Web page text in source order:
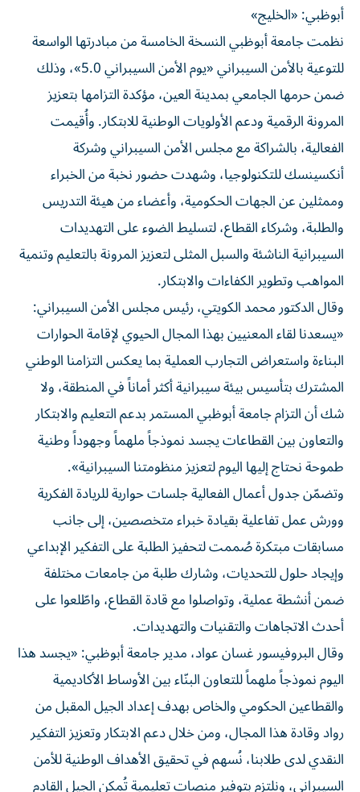
أبوظبي: «الخليج»
نظمت جامعة أبوظبي النسخة الخامسة من مبادرتها الواسعة
للتوعية بالأمن السيبراني «يوم الأمن السيبراني 5.0»، وذلك
ضمن حرمها الجامعي بمدينة العين، مؤكدة التزامها بتعزيز
المرونة الرقمية ودعم الأولويات الوطنية للابتكار. وأُقيمت
الفعالية، بالشراكة مع مجلس الأمن السيبراني وشركة
أنكسينسك للتكنولوجيا، وشهدت حضور نخبة من الخبراء
وممثلين عن الجهات الحكومية، وأعضاء من هيئة التدريس
والطلبة، وشركاء القطاع، لتسليط الضوء على التهديدات
السيبرانية الناشئة والسبل المثلى لتعزيز المرونة بالتعليم وتنمية
المواهب وتطوير الكفاءات والابتكار.
وقال الدكتور محمد الكويتي، رئيس مجلس الأمن السيبراني:
«يسعدنا لقاء المعنيين بهذا المجال الحيوي لإقامة الحوارات
البناءة واستعراض التجارب العملية بما يعكس التزامنا الوطني
المشترك بتأسيس بيئة سيبرانية أكثر أماناً في المنطقة، ولا
شك أن التزام جامعة أبوظبي المستمر بدعم التعليم والابتكار
والتعاون بين القطاعات يجسد نموذجاً ملهماً وجهوداً وطنية
طموحة نحتاج إليها اليوم لتعزيز منظومتنا السيبرانية».
وتضمّن جدول أعمال الفعالية جلسات حوارية للريادة الفكرية
وورش عمل تفاعلية بقيادة خبراء متخصصين، إلى جانب
مسابقات مبتكرة صُممت لتحفيز الطلبة على التفكير الإبداعي
وإيجاد حلول للتحديات، وشارك طلبة من جامعات مختلفة
ضمن أنشطة عملية، وتواصلوا مع قادة القطاع، واطّلعوا على
أحدث الاتجاهات والتقنيات والتهديدات.
وقال البروفيسور غسان عواد، مدير جامعة أبوظبي: «يجسد هذا
اليوم نموذجاً ملهماً للتعاون البنّاء بين الأوساط الأكاديمية
والقطاعين الحكومي والخاص بهدف إعداد الجيل المقبل من
رواد وقادة هذا المجال، ومن خلال دعم الابتكار وتعزيز التفكير
النقدي لدى طلابنا، نُسهم في تحقيق الأهداف الوطنية للأمن